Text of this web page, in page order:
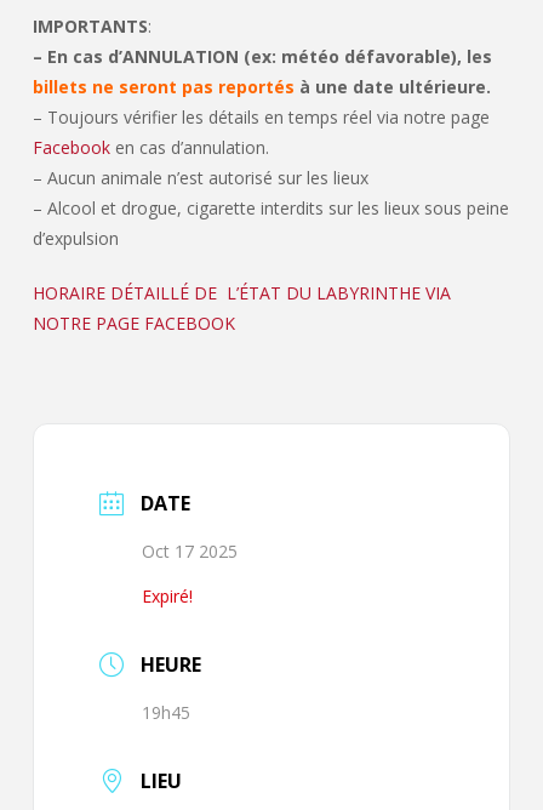
IMPORTANTS:
– En cas d’ANNULATION (ex: météo défavorable), les
billets ne seront pas reportés à une date ultérieure.
– Toujours vérifier les détails en temps réel via notre page
Facebooken cas d’annulation.
– Aucun animale n’est autorisé sur les lieux
– Alcool et drogue, cigarette interdits sur les lieux sous peine
d’expulsion
HORAIRE DÉTAILLÉ DE L’ÉTAT DU LABYRINTHE VIA
NOTRE PAGE FACEBOOK
DATE
Oct 17 2025
Expiré!
HEURE
19h45
LIEU